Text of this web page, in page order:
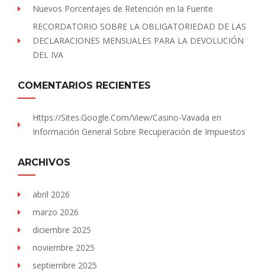
Nuevos Porcentajes de Retención en la Fuente
RECORDATORIO SOBRE LA OBLIGATORIEDAD DE LAS
DECLARACIONES MENSUALES PARA LA DEVOLUCIÓN
DEL IVA
COMENTARIOS RECIENTES
Https://sites.Google.com/view/Casino-Vavada en
Información General Sobre Recuperación de Impuestos
ARCHIVOS
abril 2026
marzo 2026
diciembre 2025
noviembre 2025
septiembre 2025